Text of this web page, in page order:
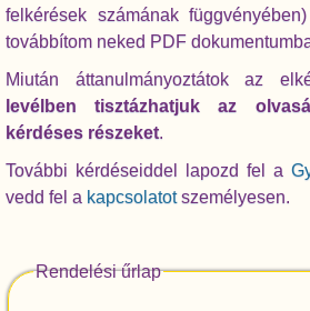
felkérések számának
továbbítom neked PDF
Miután áttanulmányoztátok az
levélben tisztázhatjuk az
kérdéses részeket.
További kérdéseiddel lapozd fel a
vedd fel a kapcsolatotszemélyesen.
Rendelési űrlap